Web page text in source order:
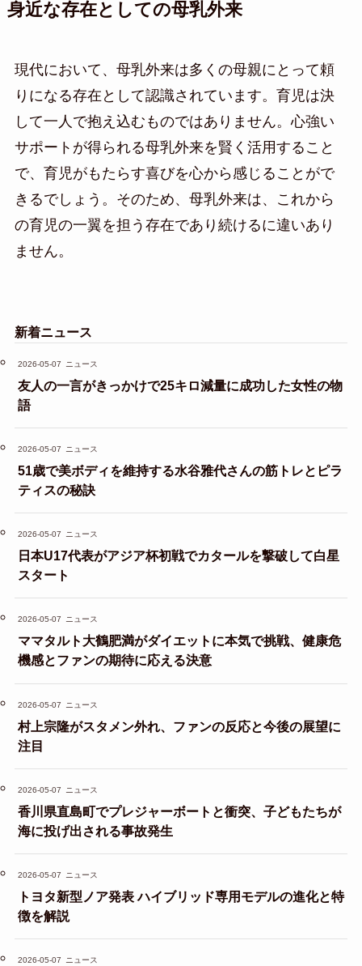
身近な存在としての母乳外来
現代において、母乳外来は多くの母親にとって頼
りになる存在として認識されています。育児は決
して一人で抱え込むものではありません。心強い
サポートが得られる母乳外来を賢く活用すること
で、育児がもたらす喜びを心から感じることがで
きるでしょう。そのため、母乳外来は、これから
の育児の一翼を担う存在であり続けるに違いあり
ません。
新着ニュース
2026-05-07 ニュース
友人の一言がきっかけで25キロ減量に成功した女性の物
語
2026-05-07 ニュース
51歳で美ボディを維持する水谷雅代さんの筋トレとピラ
ティスの秘訣
2026-05-07 ニュース
日本U17代表がアジア杯初戦でカタールを撃破して白星
スタート
2026-05-07 ニュース
ママタルト大鶴肥満がダイエットに本気で挑戦、健康危
機感とファンの期待に応える決意
2026-05-07 ニュース
村上宗隆がスタメン外れ、ファンの反応と今後の展望に
注目
2026-05-07 ニュース
香川県直島町でプレジャーボートと衝突、子どもたちが
海に投げ出される事故発生
2026-05-07 ニュース
トヨタ新型ノア発表 ハイブリッド専用モデルの進化と特
徴を解説
2026-05-07 ニュース